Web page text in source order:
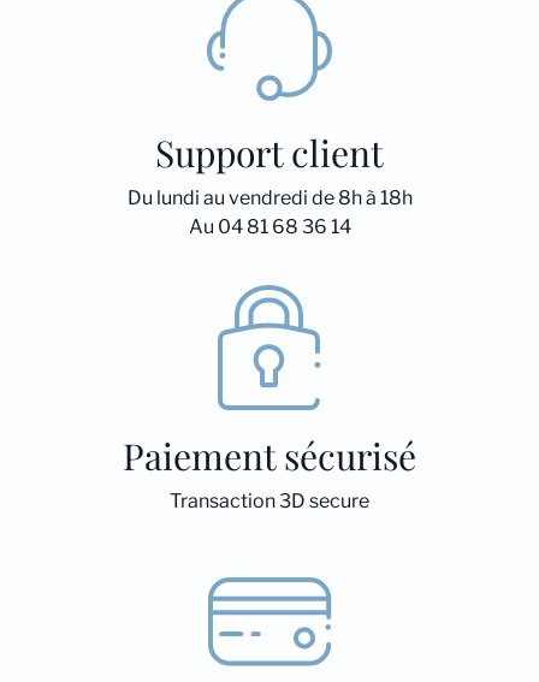
Support client
Du lundi au vendredi de 8h à 18h
Au 04 81 68 36 14
Paiement sécurisé
Transaction 3D secure